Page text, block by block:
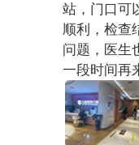
站，门口可
顺利，检查
问题，医生
一段时间再